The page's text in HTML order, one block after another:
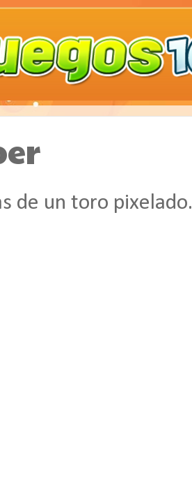
de un toro pixelado.